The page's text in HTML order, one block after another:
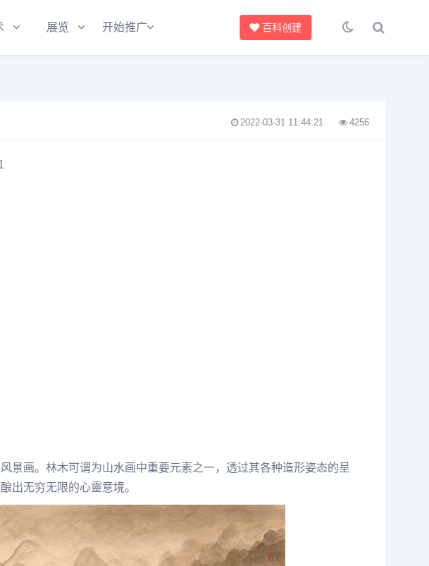
展览 开始推广 百科创建
2022-03-31 11:44:21 4256
景画。 林木可谓为山水画中重要元素之一，透过其各种造形姿态的呈
出无穷无限的心靈意境。